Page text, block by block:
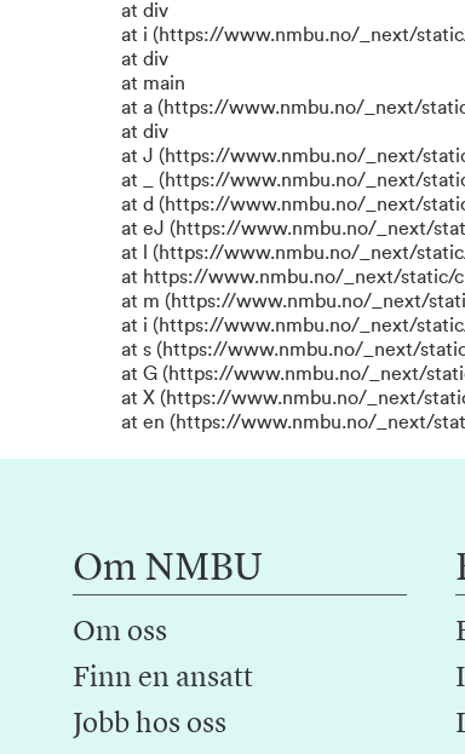
at div
at i (https://www.nmbu.no/_next/static/
at div
at main
at a (https://www.nmbu.no/_next/
at div
at J (https://www.nmbu.no/_next/
at _ (https://www.nmbu.no/_next/
at d (https://www.nmbu.no/_next/
at eJ (https://www.nmbu.no/_next/
at l (https://www.nmbu.no/_next/
at https://www.nmbu.no/_next/static/
at m (https://www.nmbu.no/_next/
at i (https://www.nmbu.no/_next/static/
at s (https://www.nmbu.no/_next/
at G (https://www.nmbu.no/_next/
at X (https://www.nmbu.no/_next/
at en (https://www.nmbu.no/_next/
Om NMBU
Om oss
Finn en ansatt
Jobb hos oss